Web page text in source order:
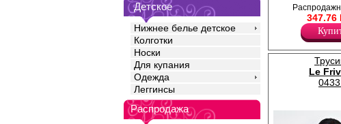
Детское
Нижнее белье детское
Колготки
Носки
Для купания
Одежда
Леггинсы
Распродажа
Завлекающие трусики с
доступом и нежной юбочкой.
Лайкра 9%
347.76
Le